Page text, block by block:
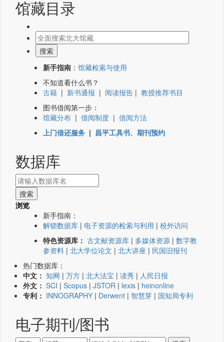
馆藏目录
新手指南 ： 馆藏检索与使用
不知道看什么书？
古籍 | 新书通报 | 阅读报告 | 教授推荐书目
图书借阅第一步：
馆藏分布 | 借阅制度 | 借阅方法
上门借还服务 | 昌平工具书、期刊预约
数据库
浏览
新手指南：
解锁数据库 | 电子资源的检索与利用 | 校外访问
特色资源库： 古文献资源库 | 多媒体资源 | 数字教
参资料 | 北大学位论文 | 北大讲座 | 民国旧报刊
热门数据库：
中文： 知网 | 万方 | 北大法宝 | 读秀 | 人民日报
外文： SCI | Scopus | JSTOR | lexis | heinonline
专利： INNOGRAPHY | Derwent | 智慧芽 | 国知局专利
电子期刊/图书